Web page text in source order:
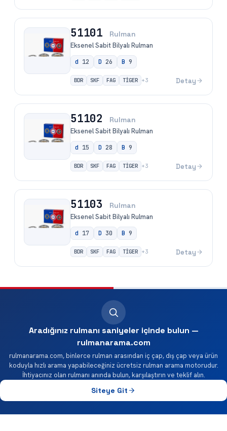
51101 Rulman
Eksenel Sabit Bilyalı Rulman
d 12 D 26 B 9
BDR SKF FAG TİGER +3 Detay
51102 Rulman
Eksenel Sabit Bilyalı Rulman
d 15 D 28 B 9
BDR SKF FAG TİGER +3 Detay
51103 Rulman
Eksenel Sabit Bilyalı Rulman
d 17 D 30 B 9
BDR SKF FAG TİGER +3 Detay
Aradığınız rulmanı saniyeler içinde bulun —
rulmanarama.com
rulmanarama.com, binlerce rulman arasından iç çap, dış çap veya ürün
koduyla hızlı arama yapabileceğiniz ücretsiz rulman arama motorudur.
İhtiyacınız olan rulmanı anında bulun, karşılaştırın ve teklif alın.
Siteye Git